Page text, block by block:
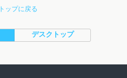
トップに戻る
デスクトップ